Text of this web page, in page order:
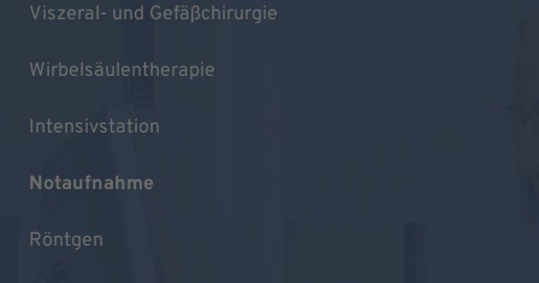
Viszeral- und Gefäßchirurgie
Wirbelsäulentherapie
Intensivstation
Notaufnahme
Röntgen